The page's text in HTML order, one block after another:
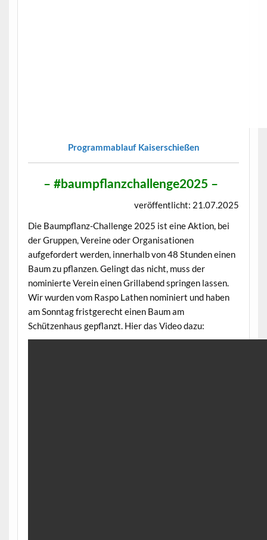
Programmablauf Kaiserschießen
– #baumpflanzchallenge2025 –
veröffentlicht: 21.07.2025
Die Baumpflanz-Challenge 2025 ist eine Aktion, bei
der Gruppen, Vereine oder Organisationen
aufgefordert werden, innerhalb von 48 Stunden einen
Baum zu pflanzen. Gelingt das nicht, muss der
nominierte Verein einen Grillabend springen lassen.
Wir wurden vom Raspo Lathen nominiert und haben
am Sonntag fristgerecht einen Baum am
Schützenhaus gepflanzt. Hier das Video dazu: